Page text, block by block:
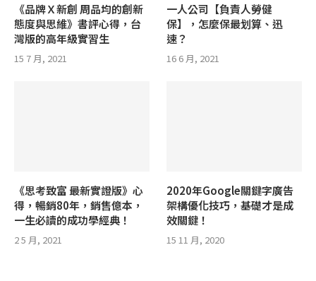
《品牌Ｘ新創 周品均的創新
態度與思維》書評心得，台
灣版的高年級實習生
15 7 月, 2021
一人公司【負責人勞健
保】，怎麼保最划算、迅
速？
16 6 月, 2021
《思考致富 最新實證版》心
得，暢銷80年，銷售億本，
一生必讀的成功學經典！
2 5 月, 2021
2020年Google關鍵字廣告
架構優化技巧，基礎才是成
效關鍵！
15 11 月, 2020